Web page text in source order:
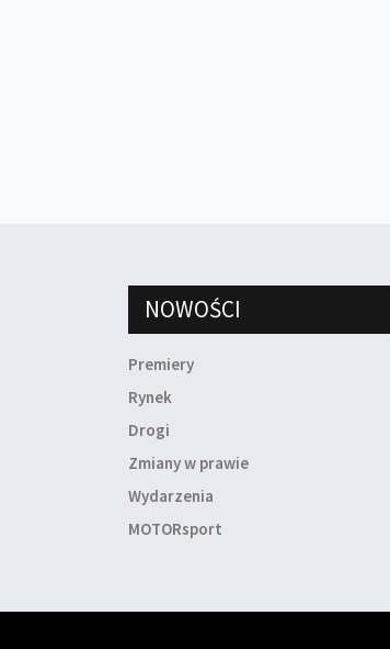
NOWOŚCI
Premiery
Rynek
Drogi
Zmiany w prawie
Wydarzenia
MOTORsport